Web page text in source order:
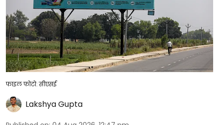
फाइल फोटो: सीएसई
Lakshya Gupta